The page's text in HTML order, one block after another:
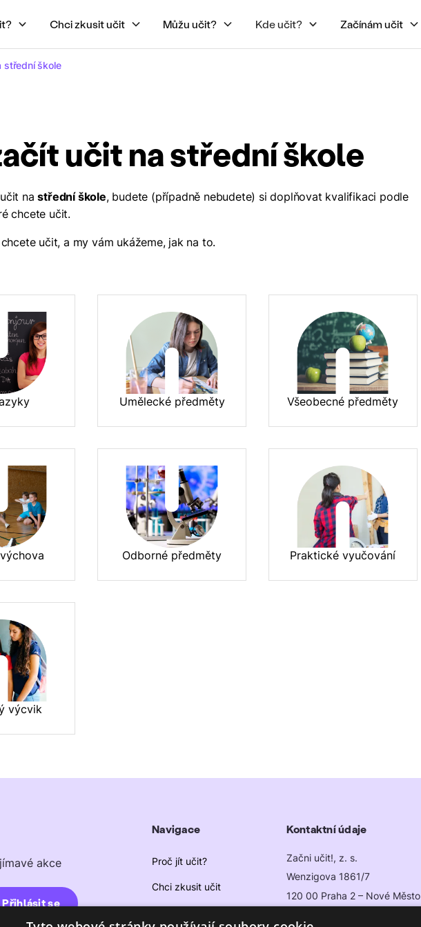
Chci zkusit učit Můžu učit? Kde učit? Začínám učit
střední škole
učit na střední škole
nastřední škole, budete (případně nebudete) si doplňovat kvalifikaci podle
chcete učit.
učit, a my vám ukážeme, jak na to.
Umělecké předměty Všeobecné předměty
Odborné předměty Praktické vyučování
výcvik
akce
Navigace
Proč jít učit?
Chci zkusit učit
Kontaktní údaje
Začni učit!, z. s.
Wenzigova 1861/7
120 00 Praha 2 – Nové Město